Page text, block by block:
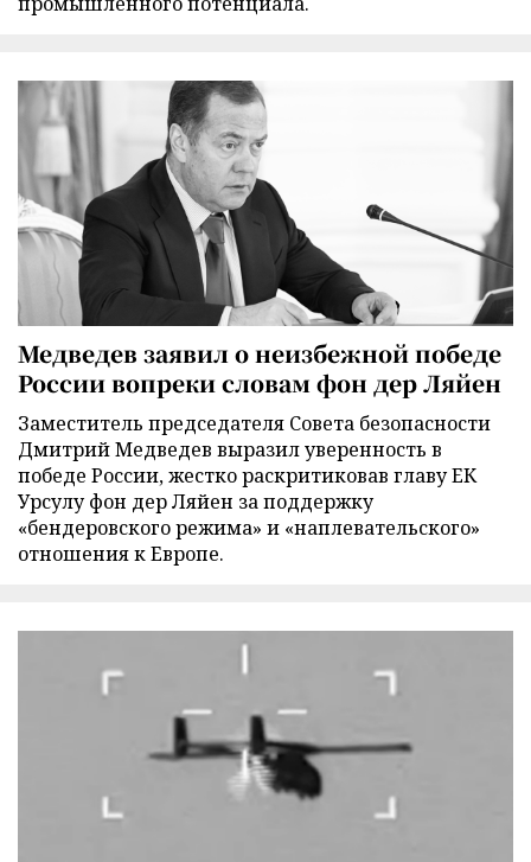
Медведев заявил о неизбежной победе
России вопреки словам фон дер Ляйен
Заместитель председателя Совета безопасности
Дмитрий Медведев выразил уверенность в
победе России, жестко раскритиковав главу ЕК
Урсулу фон дер Ляйен за поддержку
«бендеровского режима» и «наплевательского»
отношения к Европе.